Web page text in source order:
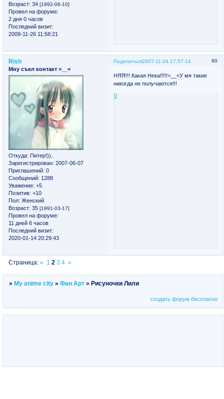
Возраст: 34 [1992-06-10]
Провел на форуме:
2 дня 0 часов
Последний визит:
2009-11-26 11:58:21
Поделиться 60
2007-11-24 17:57:14
Rish
Мну съел контакт >__<
Откуда: Питер!))..
Зарегистрирован: 2007-06-07
Приглашений: 0
Сообщений: 1288
Уважение: +5
Позитив: +10
Пол: Женский
Возраст: 35 [1991-03-17]
Провел на форуме:
11 дней 6 часов
Последний визит:
2020-01-14 20:29:43
НЯЯ!!! Какая Нека!!!!!>__<У мя такие
никогда не получаются!!!
0
Страница:« 1 2 3 4 »
»My anime city »Фан Арт »Рисуночки Лили
создать форум бесплатно